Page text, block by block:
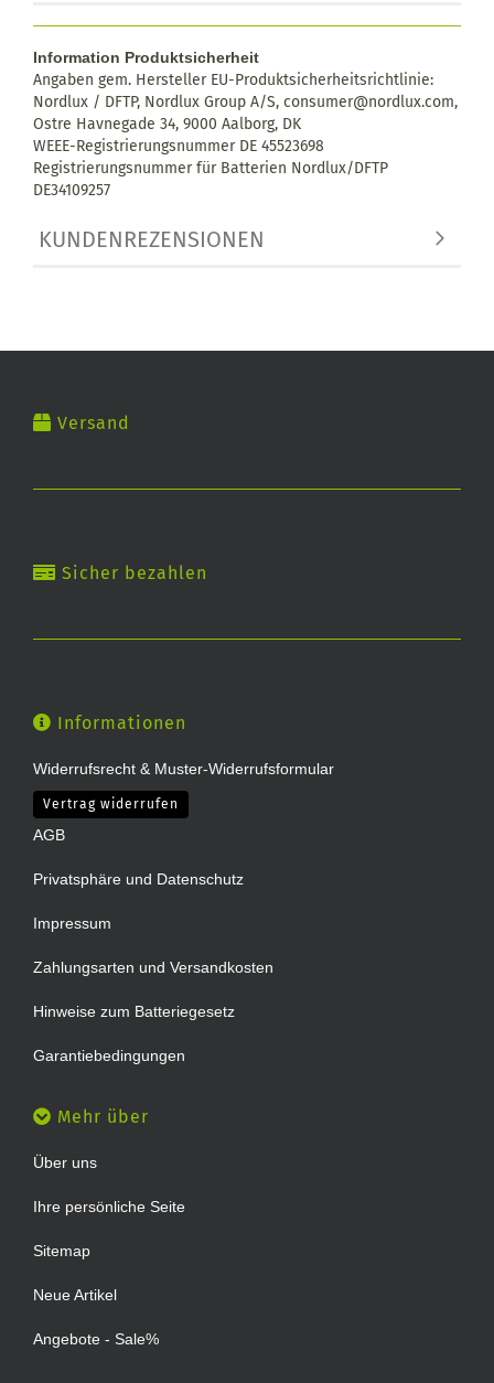
Information Produktsicherheit
Angaben gem. Hersteller EU-Produktsicherheitsrichtlinie:
Nordlux / DFTP, Nordlux Group A/S, consumer@nordlux.com,
Ostre Havnegade 34, 9000 Aalborg, DK
WEEE-Registrierungsnummer DE 45523698
Registrierungsnummer für Batterien Nordlux/DFTP
DE34109257
KUNDENREZENSIONEN
Versand
Sicher bezahlen
Informationen
Widerrufsrecht & Muster-Widerrufsformular
Vertrag widerrufen
AGB
Privatsphäre und Datenschutz
Impressum
Zahlungsarten und Versandkosten
Hinweise zum Batteriegesetz
Garantiebedingungen
Mehr über
Über uns
Ihre persönliche Seite
Sitemap
Neue Artikel
Angebote - Sale%